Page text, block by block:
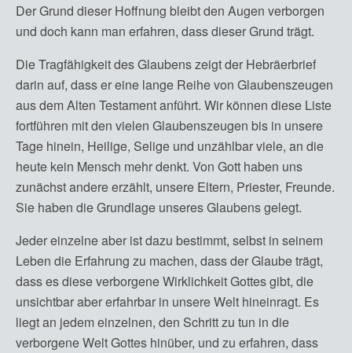
Der Grund dieser Hoffnung bleibt den Augen verborgen
und doch kann man erfahren, dass dieser Grund trägt.
Die Tragfähigkeit des Glaubens zeigt der Hebräerbrief
darin auf, dass er eine lange Reihe von Glaubenszeugen
aus dem Alten Testament anführt. Wir können diese Liste
fortführen mit den vielen Glaubenszeugen bis in unsere
Tage hinein, Heilige, Selige und unzählbar viele, an die
heute kein Mensch mehr denkt. Von Gott haben uns
zunächst andere erzählt, unsere Eltern, Priester, Freunde.
Sie haben die Grundlage unseres Glaubens gelegt.
Jeder einzelne aber ist dazu bestimmt, selbst in seinem
Leben die Erfahrung zu machen, dass der Glaube trägt,
dass es diese verborgene Wirklichkeit Gottes gibt, die
unsichtbar aber erfahrbar in unsere Welt hineinragt. Es
liegt an jedem einzelnen, den Schritt zu tun in die
verborgene Welt Gottes hinüber, und zu erfahren, dass